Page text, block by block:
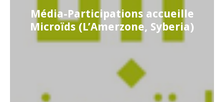
Média-Participations accueille
Microïds (L’Amerzone, Syberia)